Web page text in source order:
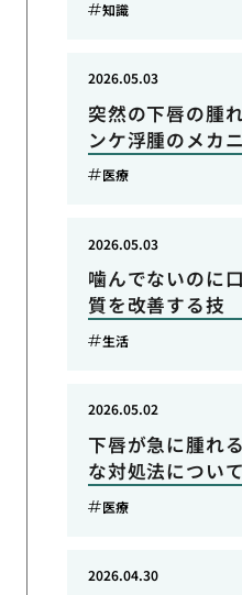
知識
突然の下唇の腫
ンケ浮腫のメカ
2026.05.03
医療
噛んでないのに
質を改善する技
2026.05.03
生活
下唇が急に腫れ
な対処法について
2026.05.02
医療
2026.04.30